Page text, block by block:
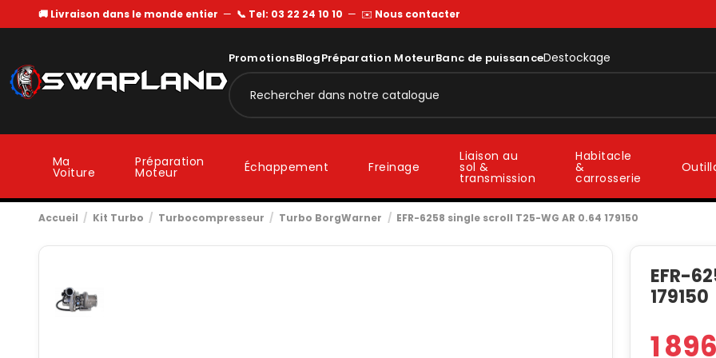
🚚 Livraison dans le monde entier — 📞 Tel: 03 22 24 10 10 — ✉️ Nous contacter
PromotionsBlogPréparation MoteurBanc de puissanceDestockage
Ma
Voiture
Préparation
Moteur Échappement Freinage
Liaison au
sol &
transmission
Habitacle
&
carrosserie
Accueil Kit Turbo Turbocompresseur Turbo BorgWarner EFR-6258 single scroll T25-WG AR 0.64 179150
EFR-
179150
1